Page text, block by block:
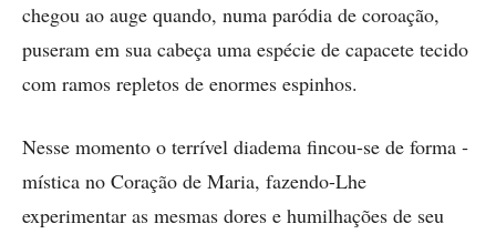
chegou ao auge quando, numa paródia de coroação,
puseram em sua cabeça uma espécie de capacete tecido
com ramos repletos de enormes espinhos.
Nesse momento o terrível diadema fincou-se de forma ­
mística no Coração de Maria, fazendo-Lhe
experimentar as mesmas dores e humilhações de seu